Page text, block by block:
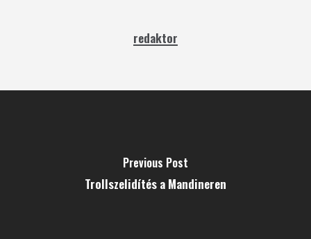
redaktor
Previous Post
Trollszelidítés a Mandineren